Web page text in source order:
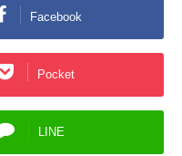
Facebook
Pocket
LINE